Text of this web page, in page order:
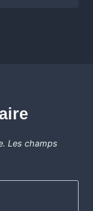
Les champs